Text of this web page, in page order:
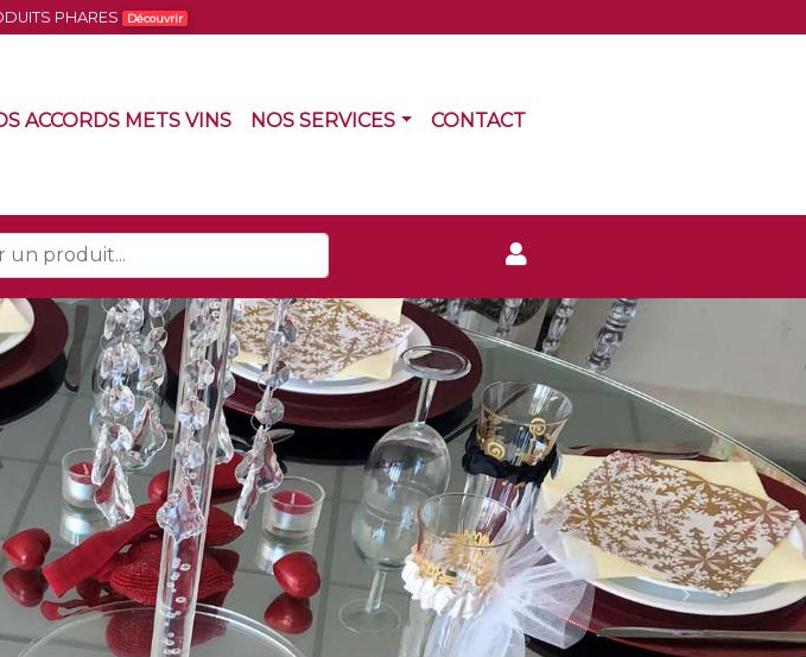
PHARES Découvrir
ACCORDS METS VINS(CURRENT)
NOS SERVICES CONTACT(CURRENT)
Next